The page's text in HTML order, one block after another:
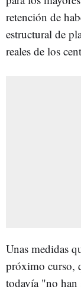
retención de
estructural de
reales de los
Unas medidas
próximo curso,
todavía "no han